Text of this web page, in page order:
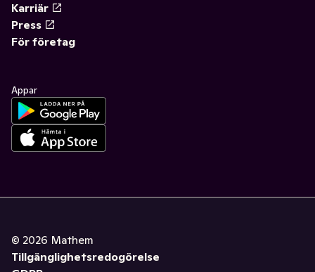
Karriär
Press
För företag
Appar
© 2026 Mathem
Tillgänglighetsredogörelse